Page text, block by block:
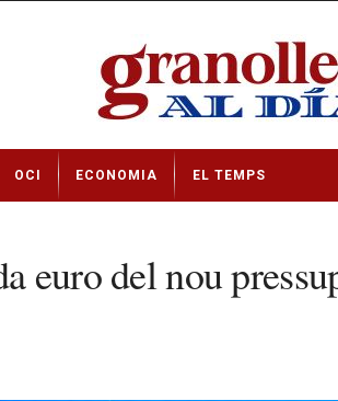
OCI ECONOMIA EL TEMPS
euro del nou